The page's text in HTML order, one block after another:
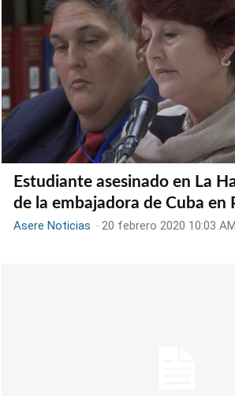
Estudiante asesinado en La
de la embajadora de Cuba en
Asere Noticias -20 febrero 2020 10:03 AM